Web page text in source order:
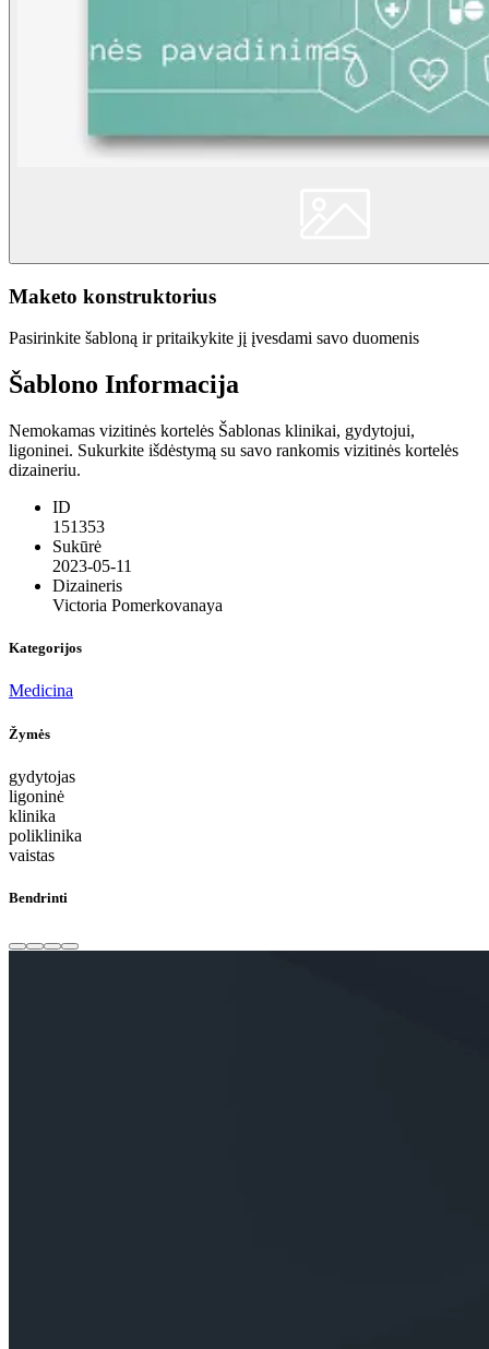
Maketo konstruktorius
Pasirinkite šabloną ir pritaikykite jį įvesdami savo duomenis
Šablono Informacija
Nemokamas vizitinės kortelės Šablonas klinikai, gydytojui,
ligoninei. Sukurkite išdėstymą su savo rankomis vizitinės kortelės
dizaineriu.
ID
151353
Sukūrė
2023-05-11
Dizaineris
Victoria Pomerkovanaya
Kategorijos
Medicina
Žymės
gydytojas
ligoninė
klinika
poliklinika
vaistas
Bendrinti